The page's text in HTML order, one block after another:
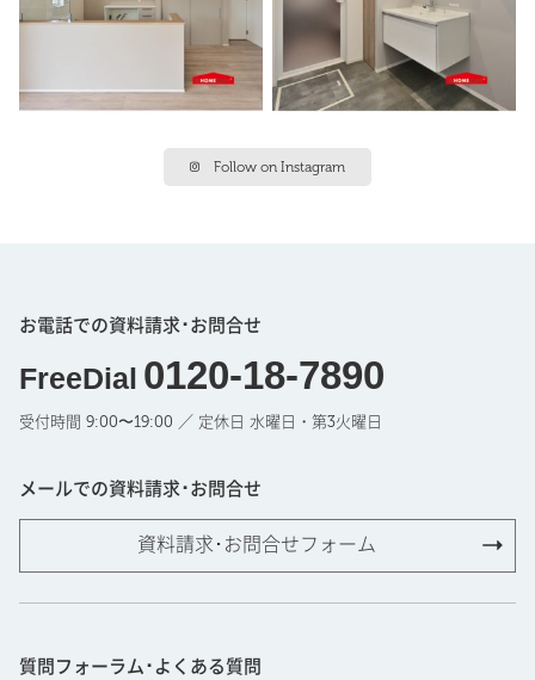
Follow on Instagram
お電話での資料請求･お問合せ
FreeDial 0120-18-7890
受付時間 9:00〜19:00 ／ 定休日 水曜日・第3火曜日
メールでの資料請求･お問合せ
資料請求･お問合せフォーム
質問フォーラム･よくある質問